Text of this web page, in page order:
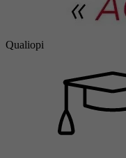
Qualiopi